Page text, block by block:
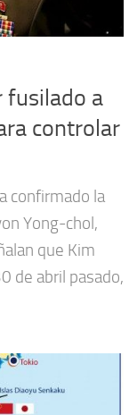
fusilado a
controlar
confirmado la
Yong-chol,
que Kim
de abril pasado,